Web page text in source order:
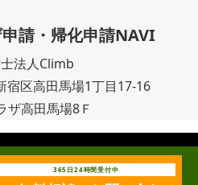
365日24時間受付中
申請・帰化申請NAVI
法人Climb
宿区高田馬場1丁目17-16
ザ高田馬場8Ｆ
田馬場にある行政書士法人Climbへ！